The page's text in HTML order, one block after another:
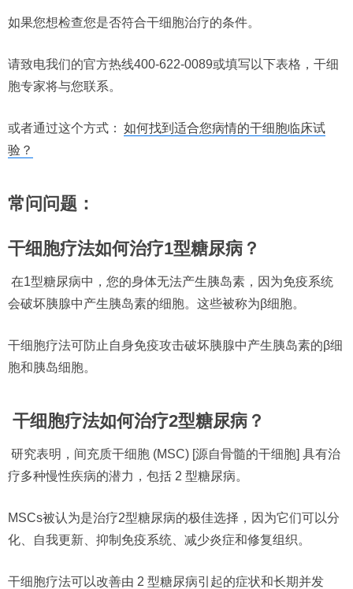
如果您想检查您是否符合干细胞治疗的条件。
请致电我们的官方热线400-622-0089或填写以下表格，干细
胞专家将与您联系。
或者通过这个方式： 如何找到适合您病情的干细胞临床试
验？
常问问题：
干细胞疗法如何治疗1型糖尿病？
在1型糖尿病中，您的身体无法产生胰岛素，因为免疫系统
会破坏胰腺中产生胰岛素的细胞。这些被称为β细胞。
干细胞疗法可防止自身免疫攻击破坏胰腺中产生胰岛素的β细
胞和胰岛细胞。
干细胞疗法如何治疗2型糖尿病？
研究表明，间充质干细胞 (MSC) [源自骨髓的干细胞] 具有治
疗多种慢性疾病的潜力，包括 2 型糖尿病。
MSCs被认为是治疗2型糖尿病的极佳选择，因为它们可以分
化、自我更新、抑制免疫系统、减少炎症和修复组织。
干细胞疗法可以改善由 2 型糖尿病引起的症状和长期并发